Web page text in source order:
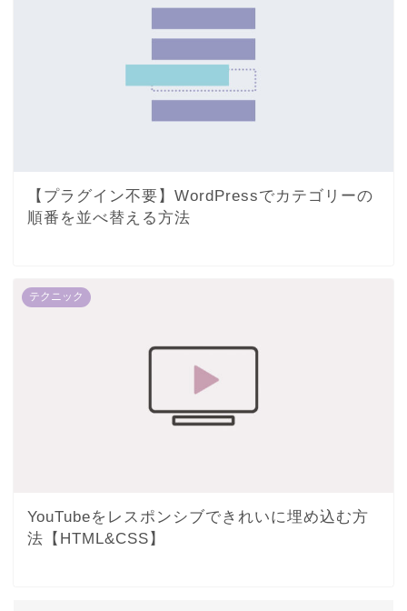
【プラグイン不要】WordPressでカテゴリーの
順番を並べ替える方法
テクニック
YouTubeをレスポンシブできれいに埋め込む方
法【HTML&CSS】